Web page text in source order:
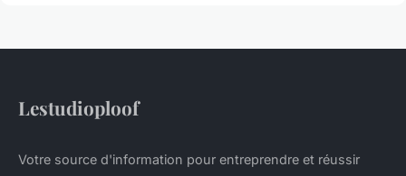
Lestudioploof
Votre source d'information pour entreprendre et réussir